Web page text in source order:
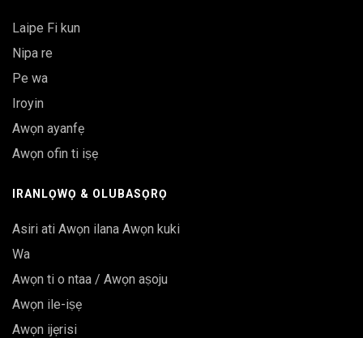
Laipe Fi kun
Nipa re
Pe wa
Iroyin
Awọn ayanfẹ
Awọn ofin ti iṣẹ
IRANLỌWỌ & OLUBASỌRỌ
Asiri ati Awọn ilana Awọn kuki
Wa
Awọn ti o ntaa / Awọn aṣoju
Awọn ile-iṣẹ
Awọn ijẹrisi